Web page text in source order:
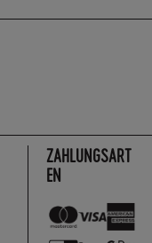
ZAHLUNGSART
EN